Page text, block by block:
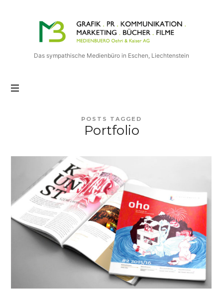
Medienbuero
Oehri
&
Kaiser
AG
Das sympathische Medienbüro in Eschen, Liechtenstein
POSTS TAGGED
Portfolio